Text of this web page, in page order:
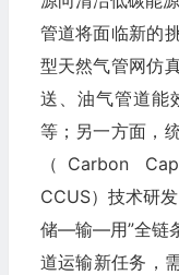
管道将面临新的
型天然气管网仿
送、油气管道能
等；另一方面，
（Carbon
CCUS）技术研
储—输—用”全链
道运输新任务，